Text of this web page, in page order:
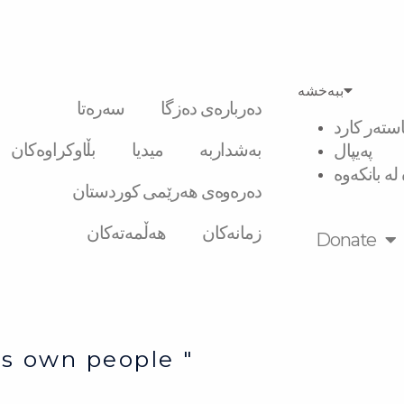
سەرەتا
دەربارەی دەزگا
بڵاوکراوەکان
میدیا
بەشداربە
دەرەوەی هەرێمی کوردستان
هەڵمەتەکان
زمانەکان
ببەخشە
کارد
پەیپال
بانکەوە
Donate
own people "